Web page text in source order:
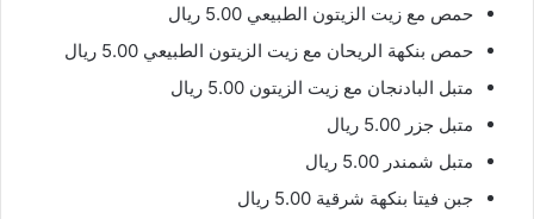
حمص مع زيت الزيتون الطبيعي 5.00 ريال
حمص بنكهة الريحان مع زيت الزيتون الطبيعي 5.00 ريال
متبل البادنجان مع زيت الزيتون 5.00 ريال
متبل جزر 5.00 ريال
متبل شمندر 5.00 ريال
جبن فيتا بنكهة شرقية 5.00 ريال